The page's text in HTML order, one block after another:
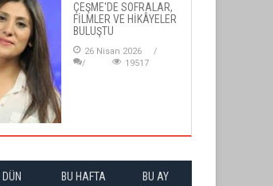
ÇEŞME'DE SOFRALAR,
FİLMLER VE HİKÂYELER
BULUŞTU
26 Nisan 2026
19517
DÜN BU HAFTA BU AY